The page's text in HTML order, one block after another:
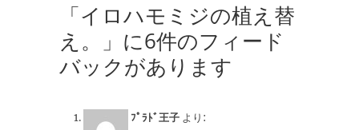
「イロハモミジの植え替
え。」に6件のフィード
バックがあります
ﾌﾟﾗﾄﾞ王子 より: